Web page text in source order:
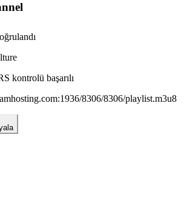
kontrolü başarılı
8306/8306/playlist.m3u8